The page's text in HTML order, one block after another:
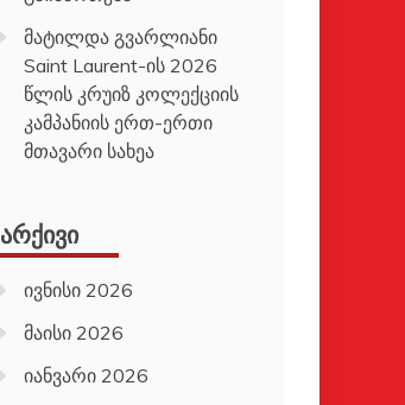
მატილდა გვარლიანი
Saint Laurent-ის 2026
წლის კრუიზ კოლექციის
კამპანიის ერთ-ერთი
მთავარი სახეა
ᲐᲠᲥᲘᲕᲘ
ივნისი 2026
მაისი 2026
იანვარი 2026